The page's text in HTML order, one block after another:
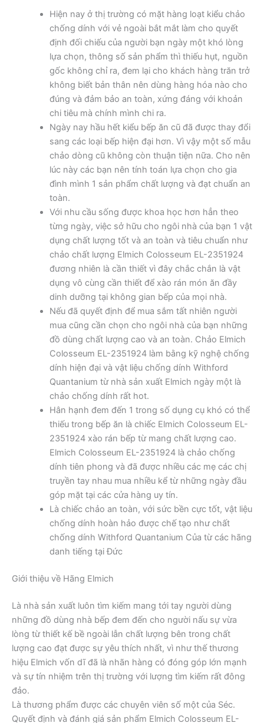
Hiện nay ở thị trường có mặt hàng loạt kiểu chảo
chống dính với vẻ ngoài bắt mắt làm cho quyết
định đối chiếu của người bạn ngày một khó lòng
lựa chọn, thông số sản phẩm thì thiếu hụt, nguồn
gốc không chỉ ra, đem lại cho khách hàng trăn trở
không biết bản thân nên dùng hàng hóa nào cho
đúng và đảm bảo an toàn, xứng đáng với khoản
chi tiêu mà chính mình chi ra.
Ngày nay hầu hết kiểu bếp ăn cũ đã được thay đổi
sang các loại bếp hiện đại hơn. Vì vậy một số mẫu
chảo dòng cũ không còn thuận tiện nữa. Cho nên
lúc này các bạn nên tính toán lựa chọn cho gia
đình mình 1 sản phẩm chất lượng và đạt chuẩn an
toàn.
Với nhu cầu sống được khoa học hơn hẳn theo
từng ngày, việc sở hữu cho ngôi nhà của bạn 1 vật
dụng chất lượng tốt và an toàn và tiêu chuẩn như
chảo chất lượng Elmich Colosseum EL-2351924
đương nhiên là cần thiết vì đây chắc chắn là vật
dụng vô cùng cần thiết để xào rán món ăn đầy
dinh dưỡng tại không gian bếp của mọi nhà.
Nếu đã quyết định để mua sắm tất nhiên người
mua cũng cần chọn cho ngôi nhà của bạn những
đồ dùng chất lượng cao và an toàn. Chảo Elmich
Colosseum EL-2351924 làm bằng kỹ nghệ chống
dính hiện đại và vật liệu chống dính Withford
Quantanium từ nhà sản xuất Elmich ngày một là
chảo chống dính rất hot.
Hân hạnh đem đến 1 trong số dụng cụ khó có thể
thiếu trong bếp ăn là chiếc Elmich Colosseum EL-
2351924 xào rán bếp từ mang chất lượng cao.
Elmich Colosseum EL-2351924 là chảo chống
dính tiên phong và đã được nhiều các mẹ các chị
truyền tay nhau mua nhiều kể từ những ngày đầu
góp mặt tại các cửa hàng uy tín.
Là chiếc chảo an toàn, với sức bền cực tốt, vật liệu
chống dính hoàn hảo được chế tạo như chất
chống dính Withford Quantanium Của từ các hãng
danh tiếng tại Đức
Giới thiệu về Hãng Elmich
Là nhà sản xuất luôn tìm kiếm mang tới tay người dùng
những đồ dùng nhà bếp đem đến cho người nấu sự vừa
lòng từ thiết kế bề ngoài lẫn chất lượng bên trong chất
lượng cao đạt được sự yêu thích nhất, vì như thế thương
hiệu Elmich vốn dĩ đã là nhãn hàng có đóng góp lớn mạnh
và sự tín nhiệm trên thị trường với lượng tìm kiếm rất đông
đảo.
Là thương phẩm được các chuyên viên số một của Séc.
Quyết định và đánh giá sản phẩm Elmich Colosseum EL-